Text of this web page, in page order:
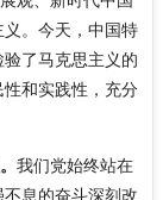
。今天，中国特
了马克思主义的
和实践性，充分
我们党始终站在
息的奋斗深刻改